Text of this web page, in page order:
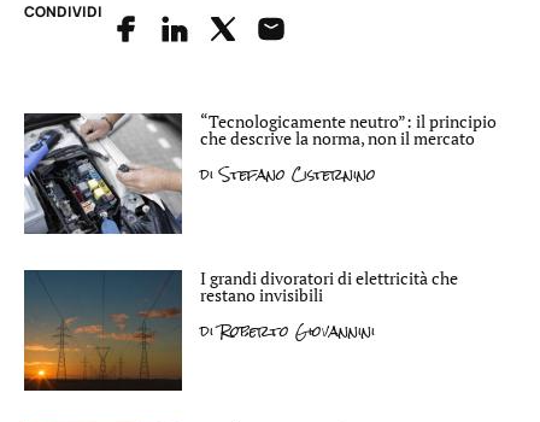
CONDIVIDI
“Tecnologicamente neutro”: il principio
che descrive la norma, non il mercato
diStefano Cisternino
I grandi divoratori di elettricità che
restano invisibili
diRoberto Giovannini